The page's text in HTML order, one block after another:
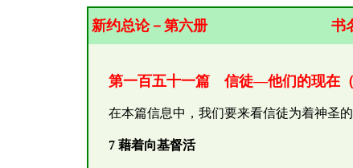
新约总论－第六册 书
第一百五十一篇 信徒—他们的现在（
在本篇信息中，我们要来看信徒为着神圣
7 藉着向基督活